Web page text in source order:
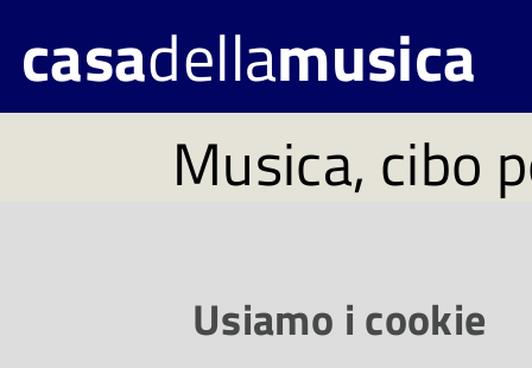
casadellamusica
Musica, cibo
lunedì 14
Usiamo i cookie